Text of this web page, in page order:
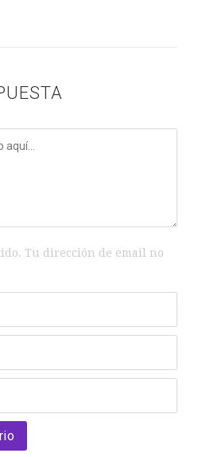
Tu dirección de email no